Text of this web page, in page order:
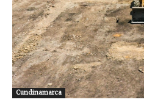
Cundinamarca